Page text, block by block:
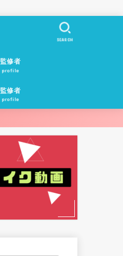
監修者
profile
監修者
profile
SEARCH